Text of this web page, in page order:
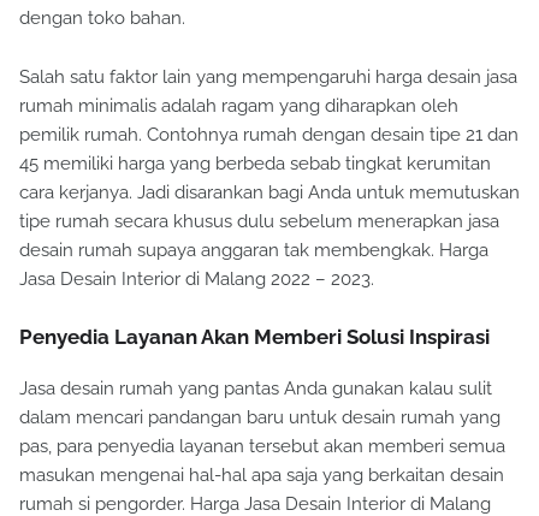
dengan toko bahan.
Salah satu faktor lain yang mempengaruhi harga desain jasa
rumah minimalis adalah ragam yang diharapkan oleh
pemilik rumah. Contohnya rumah dengan desain tipe 21 dan
45 memiliki harga yang berbeda sebab tingkat kerumitan
cara kerjanya. Jadi disarankan bagi Anda untuk memutuskan
tipe rumah secara khusus dulu sebelum menerapkan jasa
desain rumah supaya anggaran tak membengkak. Harga
Jasa Desain Interior di Malang 2022 – 2023.
Penyedia Layanan Akan Memberi Solusi Inspirasi
Jasa desain rumah yang pantas Anda gunakan kalau sulit
dalam mencari pandangan baru untuk desain rumah yang
pas, para penyedia layanan tersebut akan memberi semua
masukan mengenai hal-hal apa saja yang berkaitan desain
rumah si pengorder. Harga Jasa Desain Interior di Malang